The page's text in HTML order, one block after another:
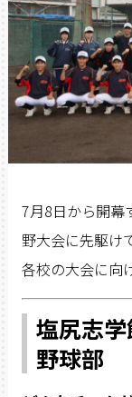
7月8日から開幕
野大会に先駆け
各校の大会に向
塩尻志
野球部